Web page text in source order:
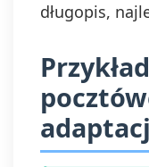
długopis,